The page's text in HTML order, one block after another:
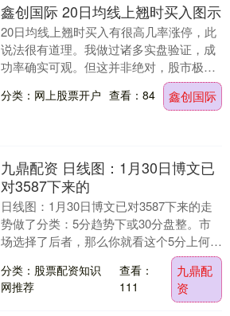
鑫创国际 20日均线上翘时买入图示
20日均线上翘时买入有很高几率涨停，此
说法很有道理。我做过诸多实盘验证，成
功率确实可观。但这并非绝对，股市极为
复杂。曾有一回，某股20日均线上翘，我
买入，满心盼....
分类：网上股票开户 查看：84 鑫创国际
九鼎配资 日线图：1月30日博文已
对3587下来的
日线图：1月30日博文已对3587下来的走
势做了分类：5分趋势下或30分盘整。市
场选择了后者，那么你就看这个5分上何时
完成，然后走人。1分图：A0和01是5分
中....
分类：股票配资知识
网推荐
查看：
111
九鼎配
资